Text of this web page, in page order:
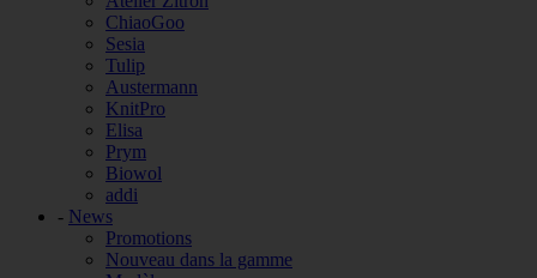
ChiaoGoo
Sesia
Tulip
Austermann
KnitPro
Elisa
Prym
Biowol
addi
- News
Promotions
Nouveau dans la gamme